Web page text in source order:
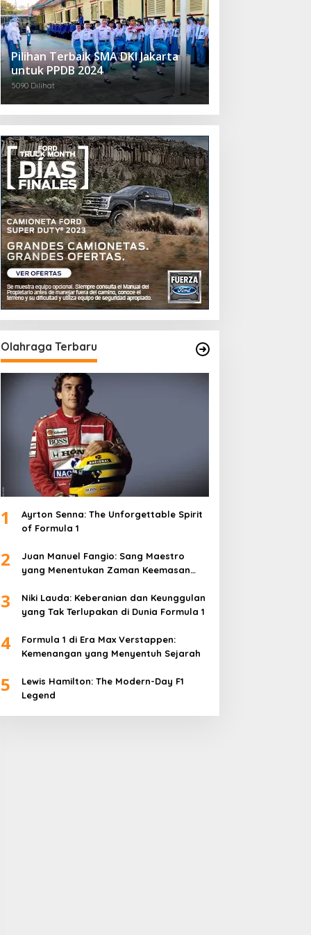
Pilihan Terbaik SMA DKI Jakarta
untuk PPDB 2024
5090 Dilihat
Olahraga Terbaru
1
Ayrton Senna: The Unforgettable Spirit
of Formula 1
2
Juan Manuel Fangio: Sang Maestro
yang Menentukan Zaman Keemasan
3
Niki Lauda: Keberanian dan Keunggulan
yang Tak Terlupakan di Dunia Formula 1
4
Formula 1 di Era Max Verstappen:
Kemenangan yang Menyentuh Sejarah
5
Lewis Hamilton: The Modern-Day F1
Legend